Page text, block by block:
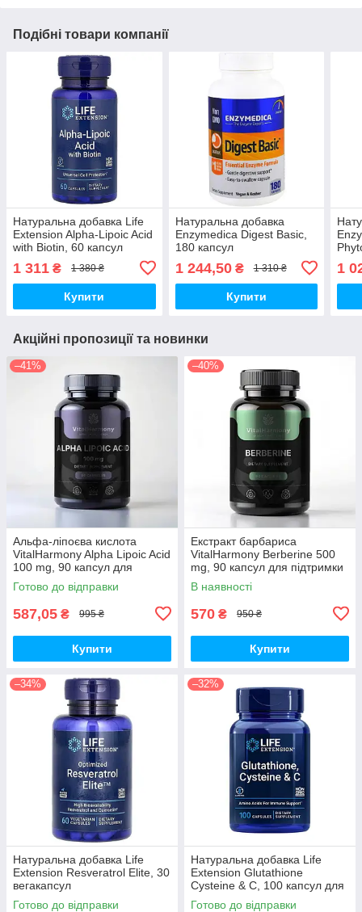
Подібні товари компанії
Натуральна добавка Life
Extension Alpha-Lipoic Acid
with Biotin, 60 капсул
1 311 ₴ 1 380 ₴
Купити
Натуральна добавка
Enzymedica Digest Basic,
180 капсул
1 244,50₴ 1 310 ₴
Купити
1
Акційні пропозиції та новинки
–41%
Альфа-ліпоєва кислота
VitalHarmony Alpha Lipoic Acid
100 mg, 90 капсул для
антиоксидантного захисту
Готово до відправки
587,05 ₴ 995 ₴
Купити
–40%
Екстракт барбариса
VitalHarmony Berberine 500
mg, 90 капсул для підтримки
рівня цукру в крові
В наявності
570 ₴ 950 ₴
Купити
–34%
Натуральна добавка Life
Extension Resveratrol Elite, 30
вегакапсул
Готово до відправки
–32%
Натуральна добавка Life
Extension Glutathione
Cysteine & C, 100 капсул для
підтримки імунної системи
Готово до відправки